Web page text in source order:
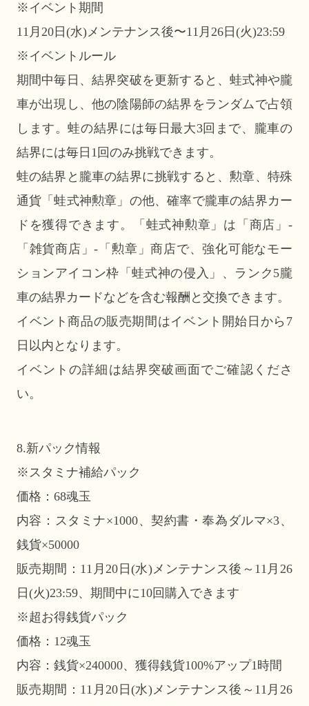
※イベント期間
11月20日(水)メンテナンス後〜11月26日(火)23:59
※イベントルール
期間中毎日、結界突破を更新すると、蛙式神や朧
車が出現し、他の陰陽師の結界をランダムで占領
します。蛙の結界には毎日最大3回まで、朧車の
結界には毎日1回のみ挑戦できます。
蛙の結界と朧車の結界に挑戦すると、勲章、特殊
通貨「蛙式神勲章」の他、確率で朧車の結界カー
ドを獲得できます。「蛙式神勲章」は「商店」-
「雑貨商店」-「勲章」商店で、強化可能なモー
ションアイコン枠「蛙式神の侵入」、ランク5朧
車の結界カードなどを含む報酬と交換できます。
イベント商品の販売期間はイベント開始日から7
日以内となります。
イベントの詳細は結界突破画面でご確認くださ
い。
8.新パック情報
※スタミナ補給パック
価格：68魂玉
内容：スタミナ×1000、契約書・奉為ダルマ×3、
銭貨×50000
販売期間：11月20日(水)メンテナンス後～11月26
日(火)23:59、期間中に10回購入できます
※超お得銭貨パック
価格：12魂玉
内容：銭貨×240000、獲得銭貨100%アップ1時間
販売期間：11月20日(水)メンテナンス後～11月26